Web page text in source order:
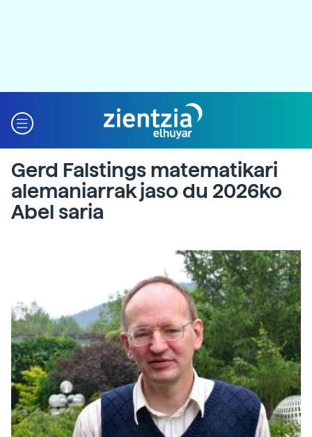
Gerd Falstings matematikari
alemaniarrak jaso du 2026ko
Abel saria